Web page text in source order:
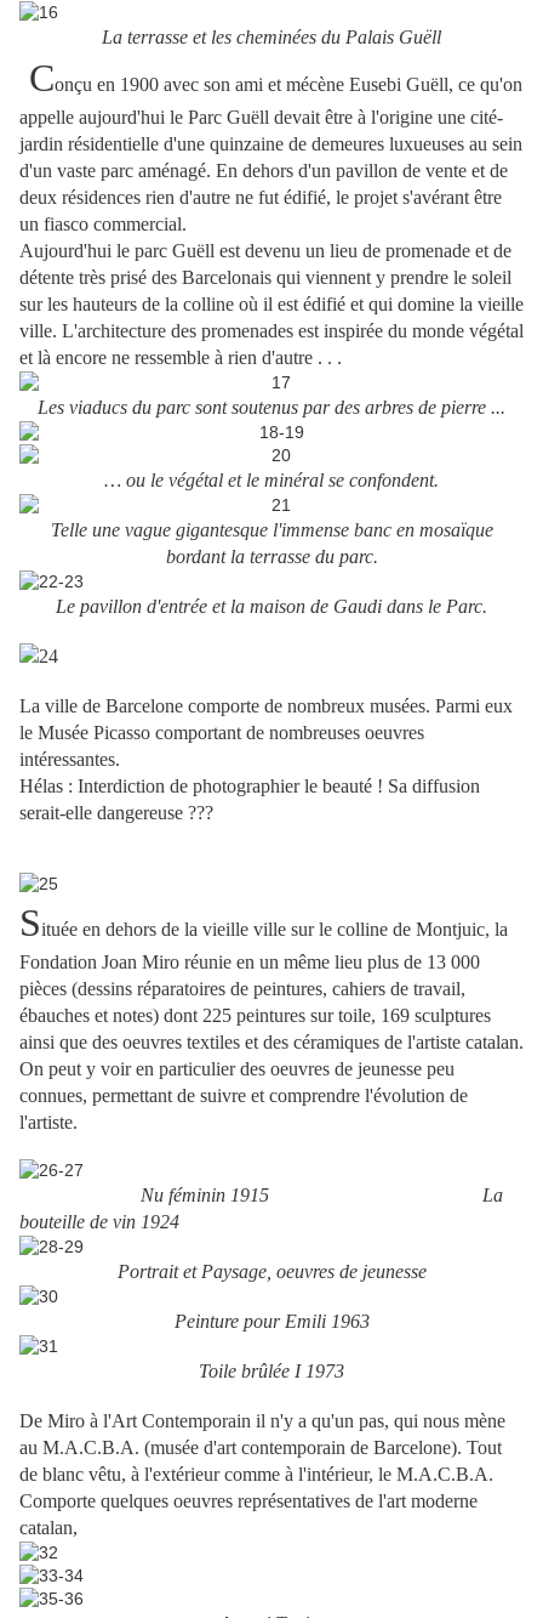
La terrasse et les cheminées du Palais Guëll
Conçu en 1900 avec son ami et mécène Eusebi Guëll, ce qu'on
appelle aujourd'hui le Parc Guëll devait être à l'origine une cité-
jardin résidentielle d'une quinzaine de demeures luxueuses au sein
d'un vaste parc aménagé. En dehors d'un pavillon de vente et de
deux résidences rien d'autre ne fut édifié, le projet s'avérant être
un fiasco commercial.
Aujourd'hui le parc Guëll est devenu un lieu de promenade et de
détente très prisé des Barcelonais qui viennent y prendre le soleil
sur les hauteurs de la colline où il est édifié et qui domine la vieille
ville. L'architecture des promenades est inspirée du monde végétal
et là encore ne ressemble à rien d'autre . . .
Les viaducs du parc sont soutenus par des arbres de pierre ...
… ou le végétal et le minéral se confondent.
Telle une vague gigantesque l'immense banc en mosaïque
bordant la terrasse du parc.
Le pavillon d'entrée et la maison de Gaudi dans le Parc.
La ville de Barcelone comporte de nombreux musées. Parmi eux
le Musée Picasso comportant de nombreuses oeuvres
intéressantes.
Hélas : Interdiction de photographier le beauté ! Sa diffusion
serait-elle dangereuse ???
Située en dehors de la vieille ville sur le colline de Montjuic, la
Fondation Joan Miro réunie en un même lieu plus de 13 000
pièces (dessins réparatoires de peintures, cahiers de travail,
ébauches et notes) dont 225 peintures sur toile, 169 sculptures
ainsi que des oeuvres textiles et des céramiques de l'artiste catalan.
On peut y voir en particulier des oeuvres de jeunesse peu
connues, permettant de suivre et comprendre l'évolution de
l'artiste.
Nu féminin 1915 La
bouteille de vin 1924
Portrait et Paysage, oeuvres de jeunesse
Peinture pour Emili 1963
Toile brûlée I 1973
De Miro à l'Art Contemporain il n'y a qu'un pas, qui nous mène
au M.A.C.B.A. (musée d'art contemporain de Barcelone). Tout
de blanc vêtu, à l'extérieur comme à l'intérieur, le M.A.C.B.A.
Comporte quelques oeuvres représentatives de l'art moderne
catalan,